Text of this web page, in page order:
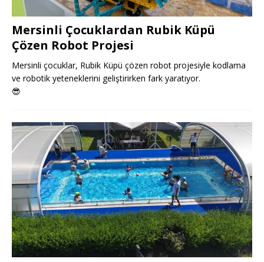
Mersinli Çocuklardan Rubik Küpü
Çözen Robot Projesi
Mersinli çocuklar, Rubik Küpü çözen robot projesiyle kodlama
ve robotik yeteneklerini geliştirirken fark yaratıyor.
😎